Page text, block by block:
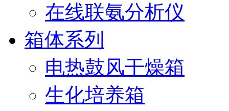
在线联氨分析仪
箱体系列
电热鼓风干燥箱
生化培养箱